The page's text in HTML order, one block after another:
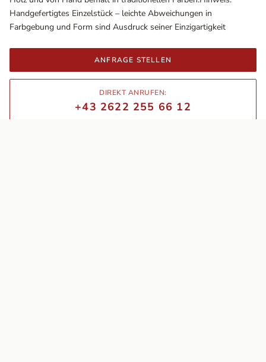
Handgefertigtes Einzelstück – leichte Abweichungen in
Farbgebung und Form sind Ausdruck seiner Einzigartigkeit
ANFRAGE STELLEN
DIREKT ANRUFEN:
+43 2622 255 66 12
2700 Wiener Neustadt
In WinStage
office@indianliving.at